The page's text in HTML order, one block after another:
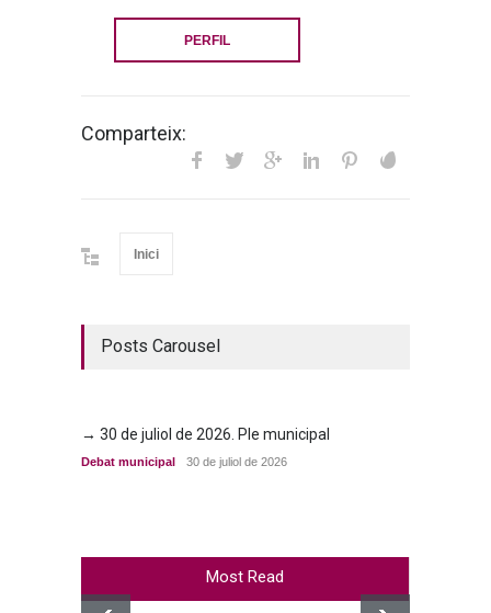
PERFIL
Comparteix:
Inici
Posts Carousel
→ 30 de juliol de 2026. Ple municipal
Debat municipal 30 de juliol de 2026
Most Read